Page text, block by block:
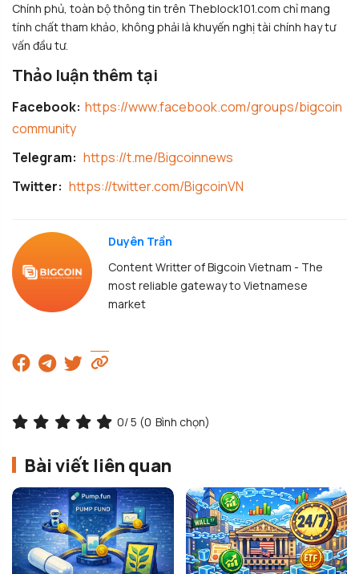
Chính phủ, toàn bộ thông tin trên Theblock101.com chỉ mang
tính chất tham khảo, không phải là khuyến nghị tài chính hay tư
vấn đầu tư.
Thảo luận thêm tại
Facebook: https://www.facebook.com/groups/bigcoin
community
Telegram: https://t.me/Bigcoinnews
Twitter: https://twitter.com/BigcoinVN
Duyên Trần
Content Writter of Bigcoin Vietnam - The
most reliable gateway to Vietnamese
market
0/ 5 (0 Bình chọn)
Bài viết liên quan